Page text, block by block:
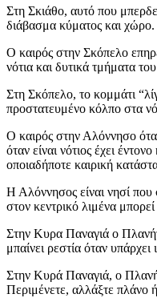
Στη Σκιάθο, αυτό που
διάβασμα κύματος και χώρο.
Ο καιρός στην Σκόπελο
νότια και δυτικά τμήματα
Στη Σκόπελο, το κομμάτι
προστατευμένο κόλπο στα
Ο καιρός στην Αλόννησο
όταν είναι νότιος έχει
οποιαδήποτε καιρική
Η Αλόννησος είναι νησί που
στον κεντρικό λιμένα
Στην Κυρα Παναγιά ο
μπαίνει ρεστία όταν
Στην Κυρά Παναγιά, ο
Περιμένετε, αλλάξτε πλάνο